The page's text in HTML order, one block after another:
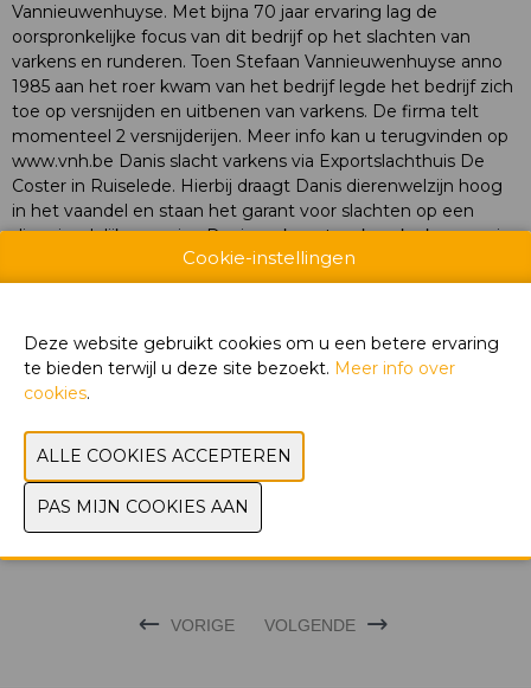
Vannieuwenhuyse. Met bijna 70 jaar ervaring lag de
oorspronkelijke focus van dit bedrijf op het slachten van
varkens en runderen. Toen Stefaan Vannieuwenhuyse anno
1985 aan het roer kwam van het bedrijf legde het bedrijf zich
toe op versnijden en uitbenen van varkens. De firma telt
momenteel 2 versnijderijen. Meer info kan u terugvinden op
www.vnh.be Danis slacht varkens via Exportslachthuis De
Coster in Ruiselede. Hierbij draagt Danis dierenwelzijn hoog
in het vaandel en staan het garant voor slachten op een
diervriendelijke manier. Danis verkoopt varkenskarkassen via
Groep De Brauwer in Ruiselede. Danis neemt hiermee zo’n
1/5 van de totale exporthandel in verse varkenshelften van
WEBSITE CATALOGUS
PRODUCTGROEP
FOTO'S
MERK
VORIGE VOLGENDE
Cookie-instellingen
Deze website gebruikt cookies om u een betere ervaring
te bieden terwijl u deze site bezoekt. Meer info over
cookies.